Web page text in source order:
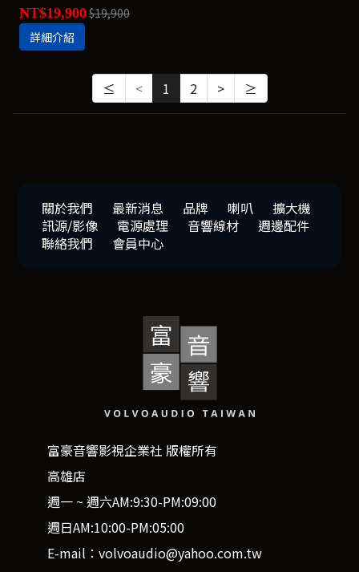
NT$19,900$19,900
詳細介紹
≤ < 1 2 > ≥
關於我們 最新消息 品牌 喇叭
擴大機
訊源/影像
電源處理 音響線材
週邊配件
聯絡我們
會員中心
富豪音響影視企業社 版權所有
高雄店
週一 ~ 週六AM:9:30-PM:09:00
週日AM:10:00-PM:05:00
E-mail：volvoaudio@yahoo.com.tw